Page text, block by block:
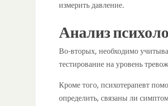
измерить давление.
Анализ
Во-вторых, необходимо
тестирование на уровень
Кроме того, психотерапевт
определить, связаны ли